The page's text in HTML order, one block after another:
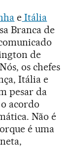
e Itália
Branca de
de
os chefes
Itália e
pesar da
acordo
Não é
é uma